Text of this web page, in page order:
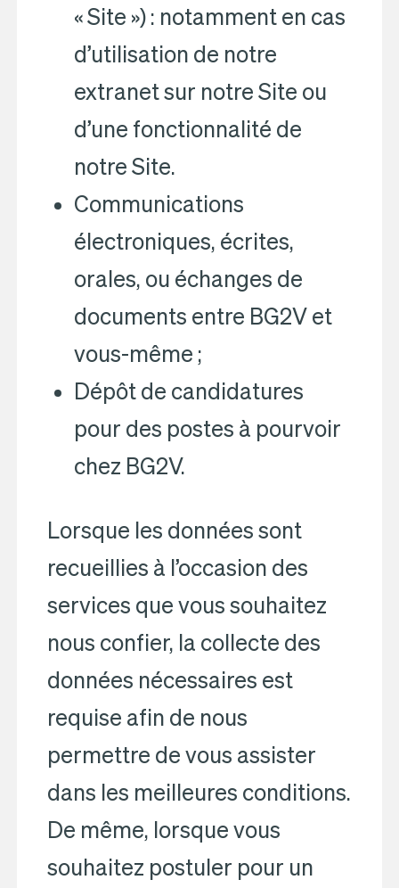
« Site ») : notamment en cas
d’utilisation de notre
extranet sur notre Site ou
d’une fonctionnalité de
notre Site.
Communications
électroniques, écrites,
orales, ou échanges de
documents entre BG2V et
vous-même ;
Dépôt de candidatures
pour des postes à pourvoir
chez BG2V.
Lorsque les données sont
recueillies à l’occasion des
services que vous souhaitez
nous confier, la collecte des
données nécessaires est
requise afin de nous
permettre de vous assister
dans les meilleures conditions.
De même, lorsque vous
souhaitez postuler pour un